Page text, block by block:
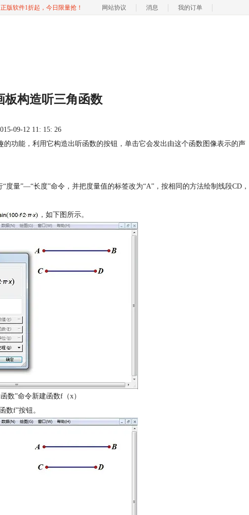
正版软件1折起，今日限量抢！ 网站协议 消息 我的订单
板构造听三角函数
09-12 11: 15: 26
功能，利用它构造出听函数的按钮，单击它会发出由这个函数图像表示的声
量”—“长度”命令，并把度量值的标签改为“A”，按相同的方法绘制线段CD，
，如下图所示。
数”命令新建函数f（x）
数f”按钮。